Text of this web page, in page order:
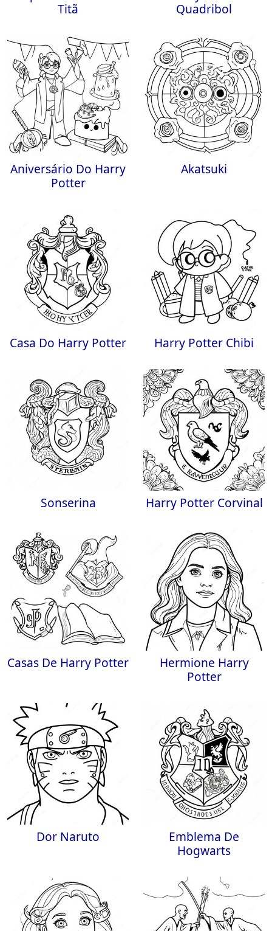
Titã
Quadribol
Aniversário Do Harry
Potter
Akatsuki
Casa Do Harry Potter Harry Potter Chibi
Sonserina Harry Potter Corvinal
Casas De Harry Potter
Hermione Harry
Potter
Dor Naruto
Emblema De
Hogwarts